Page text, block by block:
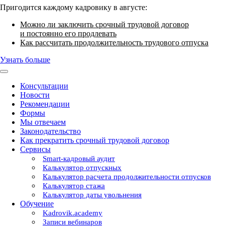
Пригодится каждому кадровику в августе:
Можно ли заключить срочный трудовой договор
и постоянно его продлевать
Как рассчитать продолжительность трудового отпуска
Узнать больше
Консультации
Новости
Рекомендации
Формы
Мы отвечаем
Законодательство
Как прекратить срочный трудовой договор
Сервисы
Smart-кадровый аудит
Калькулятор отпускных
Калькулятор расчета продолжительности отпусков
Калькулятор стажа
Калькулятор даты увольнения
Обучение
Kadrovik.academy
Записи вебинаров